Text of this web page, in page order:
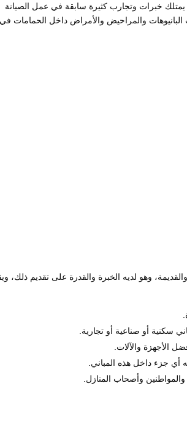
خبرات وتجارب كثيرة سابقة في عمل الصيانة
البانيوهات والمراحيض والأمراض داخل الحمامات
وهو لديه الخبرة والقدرة على تقديم ذلك،
سكنية أو صناعية أو تجارية.
الأجهزة والآلات.
أي جزء داخل هذه المباني.
وأصحاب المنازل.